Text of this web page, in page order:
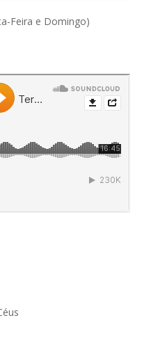
Feira e Domingo)